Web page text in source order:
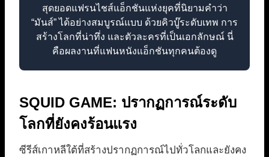
สุดยอดแฟรนไชส์แอ็กชันแห่งยุคที่นิยามคำว่า
“มันส์” ได้อย่างสมบูรณ์แบบ ด้วยคิวบู๊ระดับเทพ การ
สร้างโลกที่น่าทึ่ง และตัวละครที่เป็นเอกลักษณ์ นี่
คือผลงานที่แฟนหนังแอ็กชันทุกคนต้องดู
SQUID GAME: ปรากฏการณ์ระดับ
โลกที่ยังคงร้อนแรง
ซีรีส์เกาหลีใต้ที่สร้างปรากฏการณ์ไปทั่วโลกและยังคง